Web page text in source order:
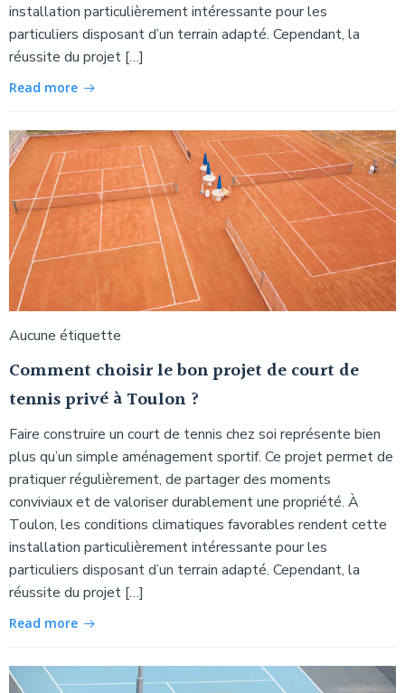
installation particulièrement intéressante pour les
particuliers disposant d’un terrain adapté. Cependant, la
réussite du projet […]
Read more
Aucune étiquette
Comment choisir le bon projet de court de
tennis privé à Toulon ?
Faire construire un court de tennis chez soi représente bien
plus qu’un simple aménagement sportif. Ce projet permet de
pratiquer régulièrement, de partager des moments
conviviaux et de valoriser durablement une propriété. À
Toulon, les conditions climatiques favorables rendent cette
installation particulièrement intéressante pour les
particuliers disposant d’un terrain adapté. Cependant, la
réussite du projet […]
Read more